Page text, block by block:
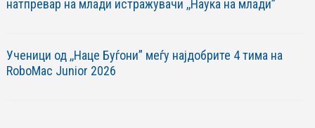
натпревар на млади истражувачи ,,Наука на млади”
Ученици од ,,Наце Буѓони” меѓу најдобрите 4 тима на
RoboМac Junior 2026